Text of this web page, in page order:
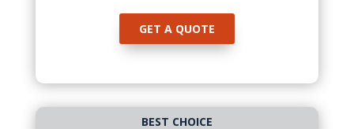
GET A QUOTE
BEST CHOICE